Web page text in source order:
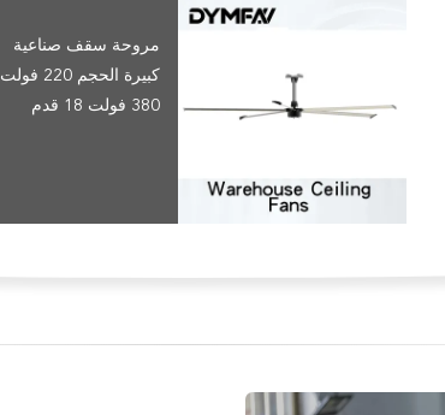
مروحة سقف صناعية
كبيرة الحجم 220 فولت
380 فولت 18 قدم